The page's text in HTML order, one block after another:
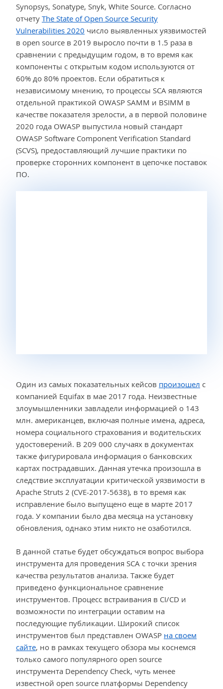
Synopsys, Sonatype, Snyk, White Source. Согласно
отчету The State of Open Source Security
Vulnerabilities 2020 число выявленных уязвимостей
в open source в 2019 выросло почти в 1.5 раза в
сравнении с предыдущим годом, в то время как
компоненты с открытым кодом используются от
60% до 80% проектов. Если обратиться к
независимому мнению, то процессы SCA являются
отдельной практикой OWASP SAMM и BSIMM в
качестве показателя зрелости, а в первой половине
2020 года OWASP выпустила новый стандарт
OWASP Software Component Verification Standard
(SCVS), предоставляющий лучшие практики по
проверке сторонних компонент в цепочке поставок
ПО.
Один из самых показательных кейсов произошел с
компанией Equifax в мае 2017 года. Неизвестные
злоумышленники завладели информацией о 143
млн. американцев, включая полные имена, адреса,
номера социального страхования и водительских
удостоверений. В 209 000 случаях в документах
также фигурировала информация о банковских
картах пострадавших. Данная утечка произошла в
следствие эксплуатации критической уязвимости в
Apache Struts 2 (CVE-2017-5638), в то время как
исправление было выпущено еще в марте 2017
года. У компании было два месяца на установку
обновления, однако этим никто не озаботился.
В данной статье будет обсуждаться вопрос выбора
инструмента для проведения SCA с точки зрения
качества результатов анализа. Также будет
приведено функциональное сравнение
инструментов. Процесс встраивания в CI/CD и
возможности по интеграции оставим на
последующие публикации. Широкий список
инструментов был представлен OWASP на своем
сайте, но в рамках текущего обзора мы коснемся
только самого популярного open source
инструмента Dependency Check, чуть менее
известной open source платформы Dependency